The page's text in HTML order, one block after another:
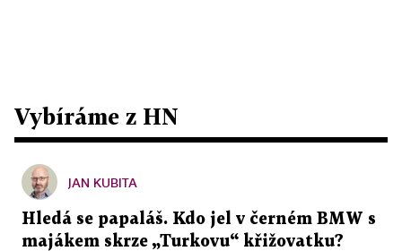
Vybíráme z HN
JAN KUBITA
Hledá se papaláš. Kdo jel v černém BMW s
majákem skrze „Turkovu“ křižovatku?